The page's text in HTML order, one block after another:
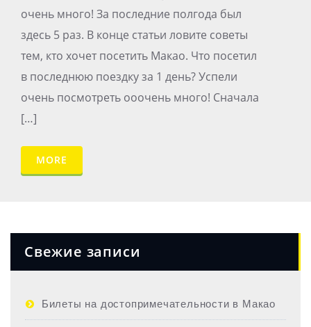
очень много! За последние полгода был
здесь 5 раз. В конце статьи ловите советы
тем, кто хочет посетить Макао. Что посетил
в последнюю поездку за 1 день? Успели
очень посмотреть ооочень много! Сначала
[…]
MORE
Свежие записи
Билеты на достопримечательности в Макао